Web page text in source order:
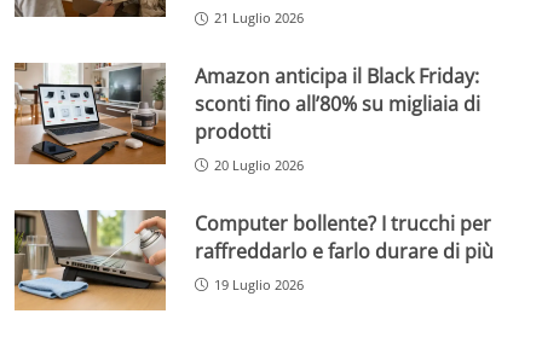
21 Luglio 2026
Amazon anticipa il Black Friday:
sconti fino all’80% su migliaia di
prodotti
20 Luglio 2026
Computer bollente? I trucchi per
raffreddarlo e farlo durare di più
19 Luglio 2026